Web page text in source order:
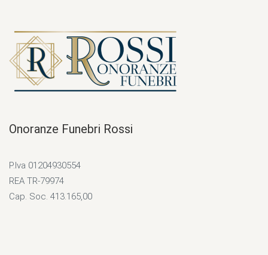
Onoranze Funebri Rossi
P.Iva 01204930554
REA TR-79974
Cap. Soc. 413.165,00